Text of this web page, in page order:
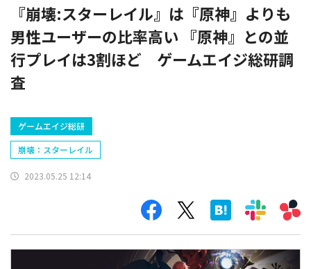
『崩壊:スターレイル』は『原神』よりも
男性ユーザーの比率高い 『原神』との並
行プレイは3割ほど ゲームエイジ総研調
査
ゲームエイジ総研
崩壊：スターレイル
2023.05.25 12:14